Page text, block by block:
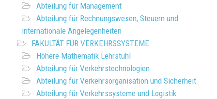
Abteilung für Management
Abteilung für Rechnungswesen, Steuern und
internationale Angelegenheiten
FAKULTÄT FÜR VERKEHRSSYSTEME
Höhere Mathematik Lehrstuhl
Abteilung für Verkehrstechnologien
Abteilung für Verkehrsorganisation und Sicherheit
Abteilung für Verkehrssysteme und Logistik